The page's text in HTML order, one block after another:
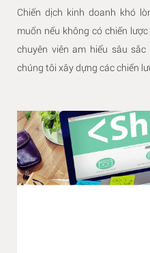
Chiến dịch kinh doanh khó
muốn nếu không có chiến
chuyên viên am hiểu sâu
chúng tôi xây dựng các chiến